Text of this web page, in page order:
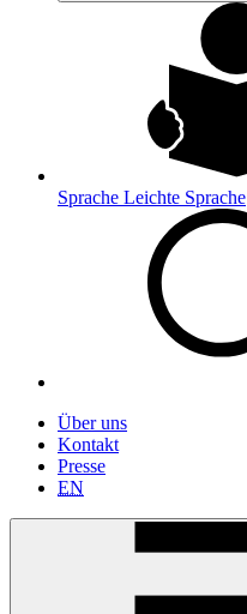
Sprache Leichte Sprache
Über uns
Kontakt
Presse
EN